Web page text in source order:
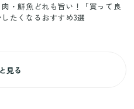
肉・鮮魚どれも旨い！「買って良
たくなるおすすめ3選
見る